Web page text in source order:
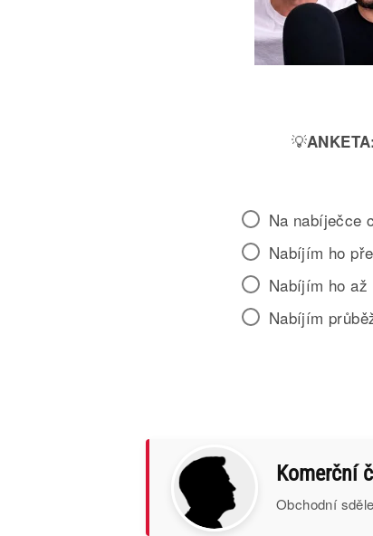
💡ANKETA:
Na nabíječce
Nabíjím ho
Nabíjím ho až
Nabíjím
Komerční
Obchodní